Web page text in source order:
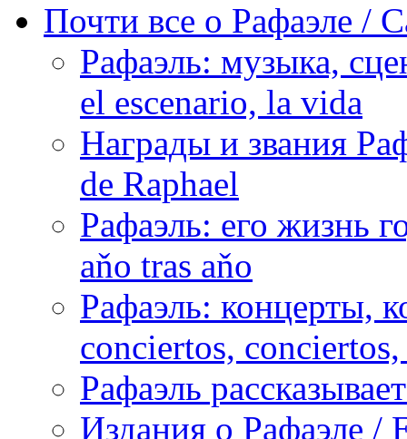
Почти все о Рафаэле /
Рафаэль: музыка,
el escenario, la vida
Награды и звания
de Raphael
Рафаэль: его жизнь
aňo tras aňo
Рафаэль: концерты,
conciertos,
Рафаэль
Издания о Рафаэле /